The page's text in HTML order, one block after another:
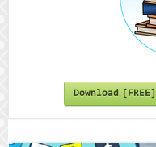
Download [FREE]